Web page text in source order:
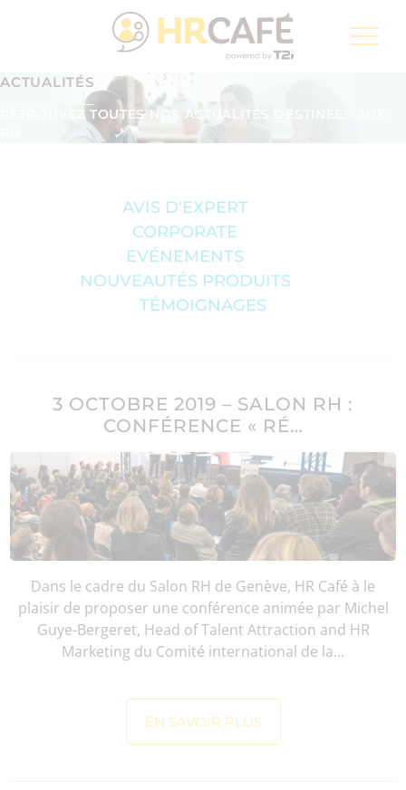
Groupe T2i, un spécialiste pour la transformation
numérique de la Poste Suisse
Inscription à la newsletter
ACTUALITÉS
RETROUVEZ TOUTES NOS ACTUALITÉS DESTINÉES AUX
AVIS D'EXPERT
CORPORATE
EVÉNEMENTS
NOUVEAUTÉS PRODUITS
TÉMOIGNAGES
3 OCTOBRE 2019 – SALON RH :
CONFÉRENCE « RÉ…
Dans le cadre du Salon RH de Genève, HR Café à le
plaisir de proposer une conférence animée par Michel
Guye-Bergeret, Head of Talent Attraction and HR
Marketing du Comité international de la...
EN SAVOIR PLUS